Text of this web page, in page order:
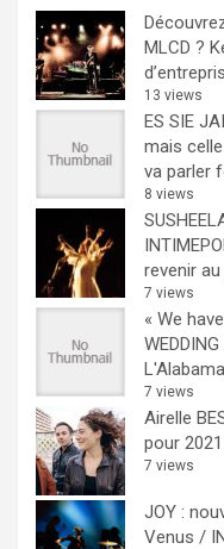
MLCD ?
13 views
ES SIE
mais
va parler
8 views
revenir
7 views
« We
7 views
Airelle
pour
7 views
JOY :
Venus /